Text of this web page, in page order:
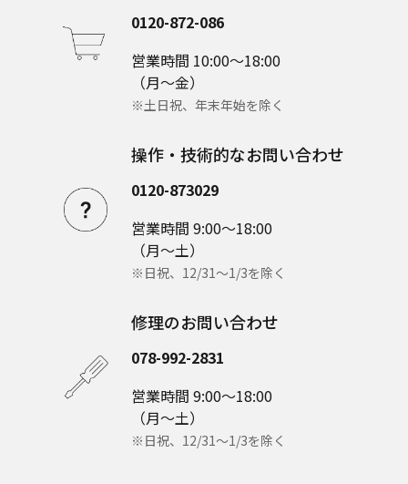
0120-872-086
営業時間 10:00～18:00
（月～金）
※土日祝、年末年始を除く
操作・技術的なお問い合わせ
0120-873029
営業時間 9:00～18:00
（月～土）
※日祝、12/31～1/3を除く
修理のお問い合わせ
078-992-2831
営業時間 9:00～18:00
（月～土）
※日祝、12/31～1/3を除く